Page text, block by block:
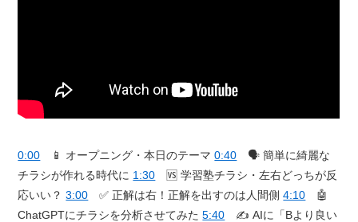
0:00 📱 オープニング・本日のテーマ0:40 🗣️ 簡単に綺麗な
チラシが作れる時代に 1:30 🆚 学習塾チラシ・左右どっちが反
応いい？3:00 ✅ 正解は右！正解を出すのは人間側4:10 🤖
ChatGPTにチラシを分析させてみた5:40 ✍️ AIに「Bより良い